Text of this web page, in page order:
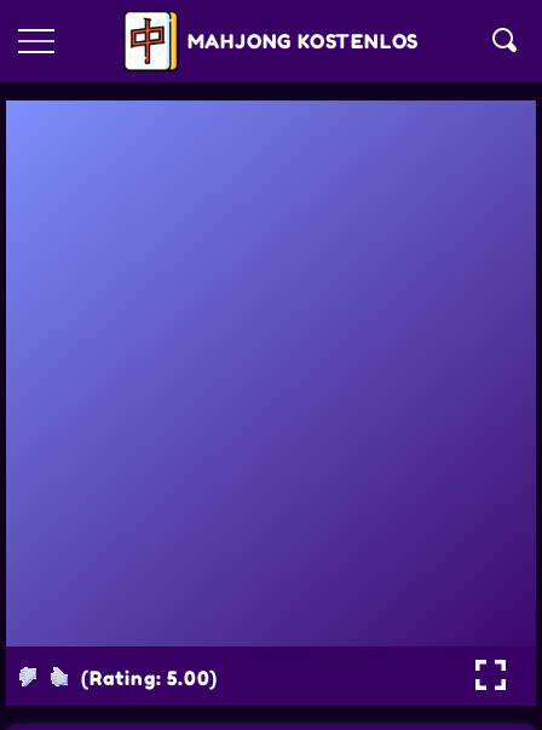
MAHJONG KOSTENLOS
(Rating: 5.00)